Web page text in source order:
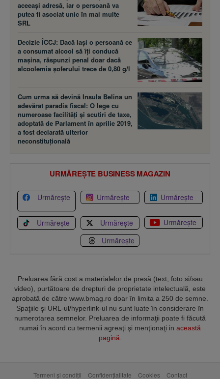
aceeaşi adresă, iar o persoană va
putea fi asociat unic în mai multe
SRL
Decizie ÎCCJ: Dacă laşi o persoană ce
a consumat alcool să îţi conducă
maşina, răspunzi penal doar dacă
alcoolemia şoferului trece de 0,80 g/l
Cum urma să devină Insula Belina un
adevărat paradis fiscal: O lege cu
numeroase facilităţi şi scutiri de taxe,
adoptată de Parlament în aprilie 2019,
a fost declarată ulterior
neconstituţională
URMĂREȘTE BUSINESS MAGAZIN
Urmărește Urmărește Urmărește
Urmărește Urmărește
Urmărește
Urmărește
Preluarea fără cost a materialelor de presă (text, foto si/sau
video), purtătoare de drepturi de proprietate intelectuală, este
aprobată de către www.bmag.ro doar în limita a 250 de semne.
Spaţiile şi URL-ul/hyperlink-ul nu sunt luate în considerare în
numerotarea semnelor. Preluarea de informaţii poate fi făcută
numai în acord cu termenii agreaţi şi menţionaţi in această
pagină
Termeni și condiții Confidențialitate Cookies Contact